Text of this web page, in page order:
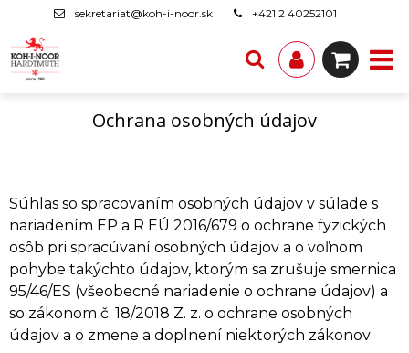
sekretariat@koh-i-noor.sk +421 2 40252101
Ochrana osobných údajov
Súhlas so spracovaním osobných údajov v súlade s
nariadením EP a R EÚ 2016/679 o ochrane fyzických
osôb pri spracúvaní osobných údajov a o voľnom
pohybe takýchto údajov, ktorým sa zrušuje smernica
95/46/ES (všeobecné nariadenie o ochrane údajov) a
so zákonom č. 18/2018 Z. z. o ochrane osobných
údajov a o zmene a doplnení niektorých zákonov